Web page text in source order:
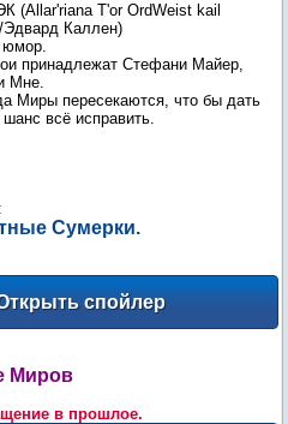
(Allar'riana T'or OrdWeist kail
Эдвард Каллен)
юмор.
принадлежат Стефани Майер,
Мне.
Миры пересекаются, что бы дать
всё исправить.
Сумерки.
Миров
в прошлое.